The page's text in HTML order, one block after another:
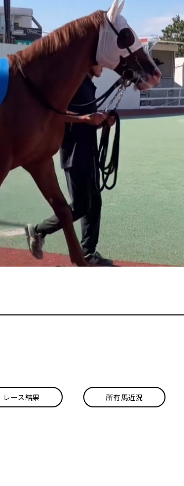
レース結果 所有馬近況